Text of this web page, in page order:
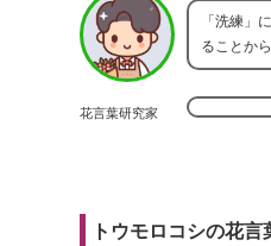
花言葉研究家
「洗練」
ることか
トウモロコシの花